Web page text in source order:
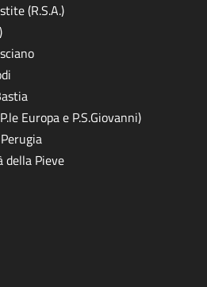
(R.S.A.)
Europa e P.S.Giovanni)
della Pieve